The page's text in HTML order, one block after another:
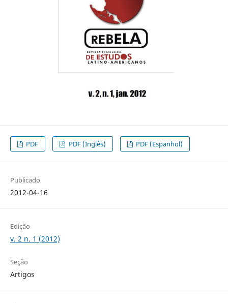
PDF PDF (Inglês) PDF (Espanhol)
Publicado
2012-04-16
Edição
v. 2 n. 1 (2012)
Seção
Artigos